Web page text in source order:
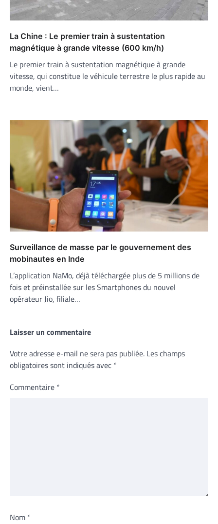
La Chine : Le premier train à sustentation
magnétique à grande vitesse (600 km/h)
Le premier train à sustentation magnétique à grande
vitesse, qui constitue le véhicule terrestre le plus rapide au
monde, vient…
Surveillance de masse par le gouvernement des
mobinautes en Inde
L’application NaMo, déjà téléchargée plus de 5 millions de
fois et préinstallée sur les Smartphones du nouvel
opérateur Jio, filiale…
Laisser un commentaire
Votre adresse e-mail ne sera pas publiée. Les champs
obligatoires sont indiqués avec *
Commentaire *
Nom *